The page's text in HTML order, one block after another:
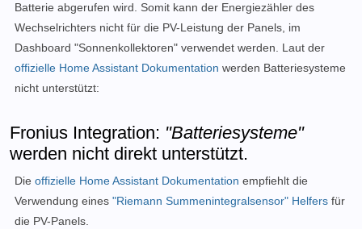
Batterie abgerufen wird. Somit kann der Energiezähler des
Wechselrichters nicht für die PV-Leistung der Panels, im
Dashboard "Sonnenkollektoren" verwendet werden. Laut der
offizielle Home Assistant Dokumentation werden Batteriesysteme
nicht unterstützt:
Fronius Integration: "Batteriesysteme"
werden nicht direkt unterstützt.
Die offizielle Home Assistant Dokumentation empfiehlt die
Verwendung eines "Riemann Summenintegralsensor" Helfers für
die PV-Panels.